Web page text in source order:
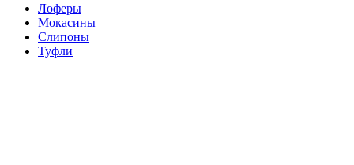
Лоферы
Мокасины
Слипоны
Туфли